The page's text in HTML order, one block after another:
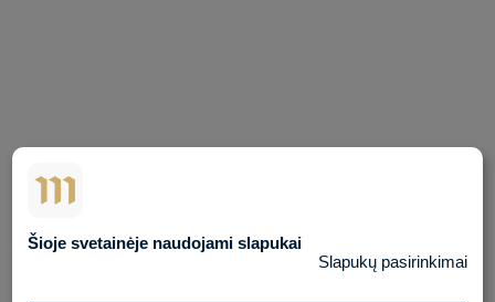
Šioje svetainėje naudojami slapukai
Slapukų pasirinkimai